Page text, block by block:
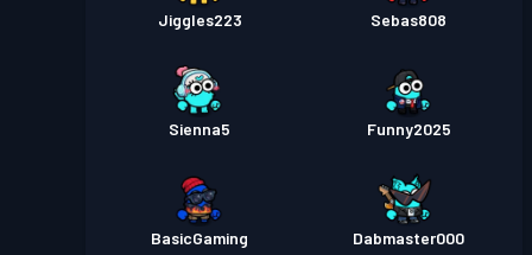
Jiggles223 Sebas808
Sienna5 Funny2025
BasicGaming Dabmaster000